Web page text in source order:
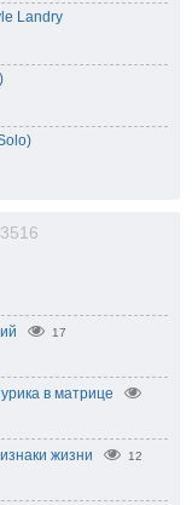
Landry
17
в матрице
жизни 12